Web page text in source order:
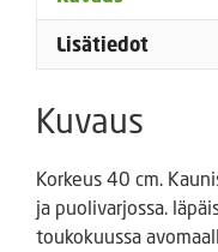
Lisätiedot
Kuvaus
Korkeus 40 cm.
ja puolivarjossa.
toukokuussa